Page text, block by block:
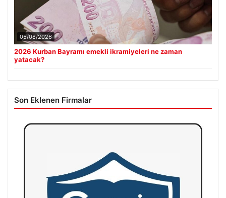
05/08/2026
2026 Kurban Bayramı emekli ikramiyeleri ne zaman
yatacak?
Son Eklenen Firmalar